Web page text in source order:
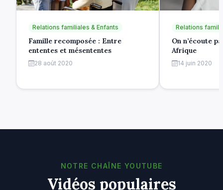
Relations familiales & Enfants
Famille recomposée : Entre
ententes et mésententes
28 août 2020
Relations
On n’écoute
Afrique
14 juin 2020
NOTRE CHAÎNE YOUTUBE
Vidéos populaires